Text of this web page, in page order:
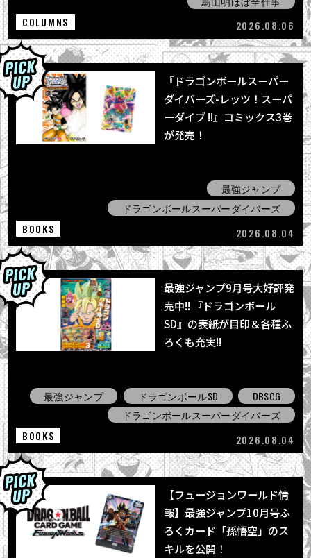
COLUMNS
2026.08.06
『ドラゴンボールスーパー
ダイバーズ-レッツ！スーパ
ーダイブ !!』コミックス3巻
が発売！
最強ジャンプ
ドラゴンボールスーパーダイバーズ
BOOKS
2026.08.04
最強ジャンプ9月号大好評発
売中!! 『ドラゴンボール
SD』の表紙が目印＆各種ふ
ろくも充実!!
最強ジャンプ ドラゴンボールSD
DBSCG
ドラゴンボールスーパーダイバーズ
BOOKS
2026.08.04
【フュージョンワールド情
報】最強ジャンプ10月号ふ
ろくカード「孫悟空」のス
キルを公開！